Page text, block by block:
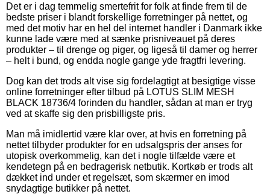
Det er i dag temmelig smertefrit for folk at finde frem til de
bedste priser i blandt forskellige forretninger på nettet, og
med det motiv har en hel del internet handler i Danmark ikke
kunne lade være med at sænke prisniveauet på deres
produkter – til drenge og piger, og ligeså til damer og herrer
– helt i bund, og endda nogle gange yde fragtfri levering.
Dog kan det trods alt vise sig fordelagtigt at besigtige visse
online forretninger efter tilbud på LOTUS SLIM MESH
BLACK 18736/4 forinden du handler, sådan at man er tryg
ved at skaffe sig den prisbilligste pris.
Man må imidlertid være klar over, at hvis en forretning på
nettet tilbyder produkter for en udsalgspris der anses for
utopisk overkommelig, kan det i nogle tilfælde være et
kendetegn på en bedragerisk netbutik. Kortkøb er trods alt
dækket ind under et regelsæt, som skærmer en imod
snydagtige butikker på nettet.